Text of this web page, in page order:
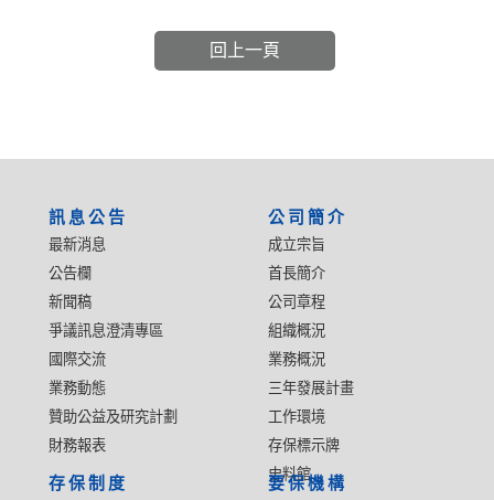
回上一頁
訊息公告
最新消息
公告欄
新聞稿
爭議訊息澄清專區
國際交流
業務動態
贊助公益及研究計劃
財務報表
公司簡介
成立宗旨
首長簡介
公司章程
組織概況
業務概況
三年發展計畫
工作環境
存保標示牌
史料館
存保制度 要保機構